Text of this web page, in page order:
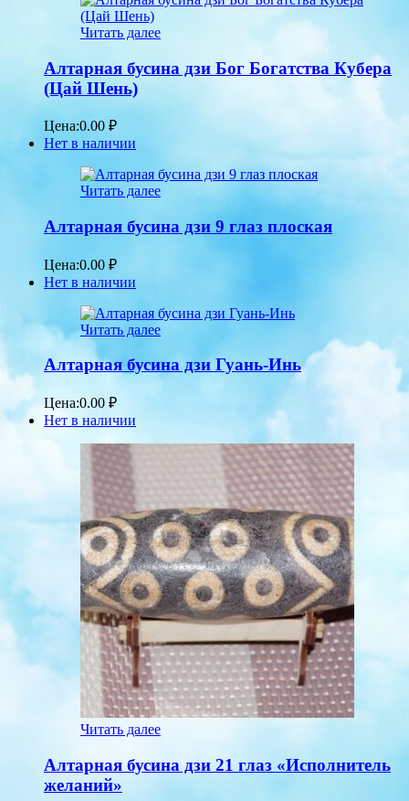
Читать далее
Алтарная бусина дзи Бог Богатства Кубера
(Цай Шень)
Цена:0.00 ₽
Нет в наличии
Читать далее
Алтарная бусина дзи 9 глаз плоская
Цена:0.00 ₽
Нет в наличии
Читать далее
Алтарная бусина дзи Гуань-Инь
Цена:0.00 ₽
Нет в наличии
Читать далее
Алтарная бусина дзи 21 глаз «Исполнитель
желаний»